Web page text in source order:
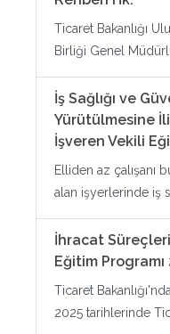
Ticaret Bakanlığı
Birliği Genel
İş Sağlığı ve
Yürütülmesine
İşveren Vekili
Elliden az çalışanı
alan işyerlerinde iş
İhracat
Eğitim
Ticaret
2025 tarihlerinde